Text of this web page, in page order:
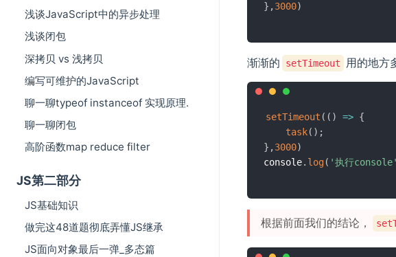
浅谈JavaScript中的异步处理
浅谈闭包
深拷贝 vs 浅拷贝
编写可维护的JavaScript
聊一聊typeof instanceof 实现原理.
聊一聊闭包
高阶函数map reduce filter
JS第二部分
JS基础知识
做完这48道题彻底弄懂JS继承
JS面向对象最后一弹_多态篇
} ,3000)
渐渐的 setTimeout 用的地方
setTimeout ( ( ) => {
task( ) ;
} ,3000)
console. log( '执行console'
根据前面我们的结论，